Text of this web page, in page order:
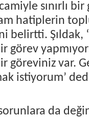
sınırlı bir
hatiplerin
belirtti. Şıldak,
görev
var.
istiyorum’
da